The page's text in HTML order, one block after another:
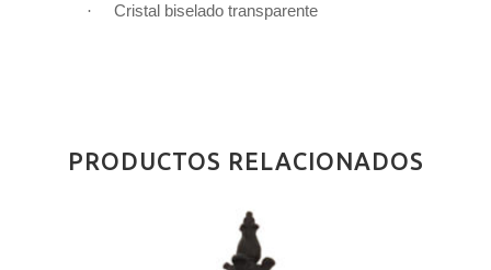
· Cristal biselado transparente
PRODUCTOS RELACIONADOS